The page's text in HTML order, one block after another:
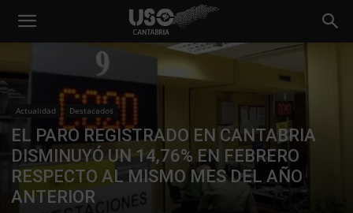
Actualidad Destacados
EL PARO REGISTRADO EN CANTABRIA
DISMINUYÓ UN 14,76% EN FEBRERO
RESPECTO AL MISMO MES DEL AÑO
ANTERIOR